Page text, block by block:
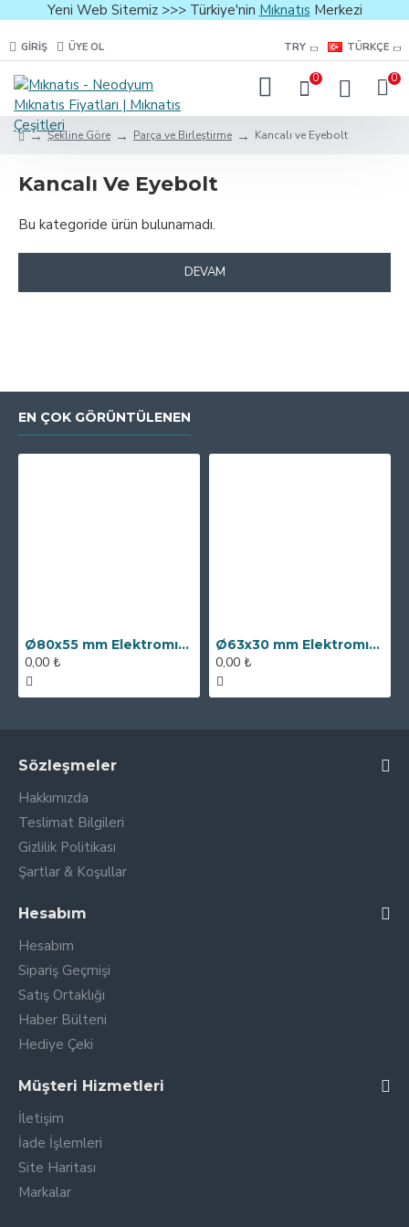
Yeni Web Sitemiz >>> Türkiye'nin Mıknatıs Merkezi
GIRIŞ ÜYE OL TRY TÜRKÇE
0 0
Şekline Göre Parça ve Birleştirme Kancalı ve Eyebolt
Kancalı Ve Eyebolt
Bu kategoride ürün bulunamadı.
DEVAM
EN ÇOK GÖRÜNTÜLENEN
Ø80x55 mm Elektromıknatıs - 250 kg Çekim Gücü
0,00 ₺
Ø63x30 mm Elektromıknatıs - 100 kg Çekim Gücü
0,00 ₺
Sözleşmeler
Hakkımızda
Teslimat Bilgileri
Gizlilik Politikası
Şartlar & Koşullar
Hesabım
Hesabım
Sipariş Geçmişi
Satış Ortaklığı
Haber Bülteni
Hediye Çeki
Müşteri Hizmetleri
İletişim
İade İşlemleri
Site Haritası
Markalar